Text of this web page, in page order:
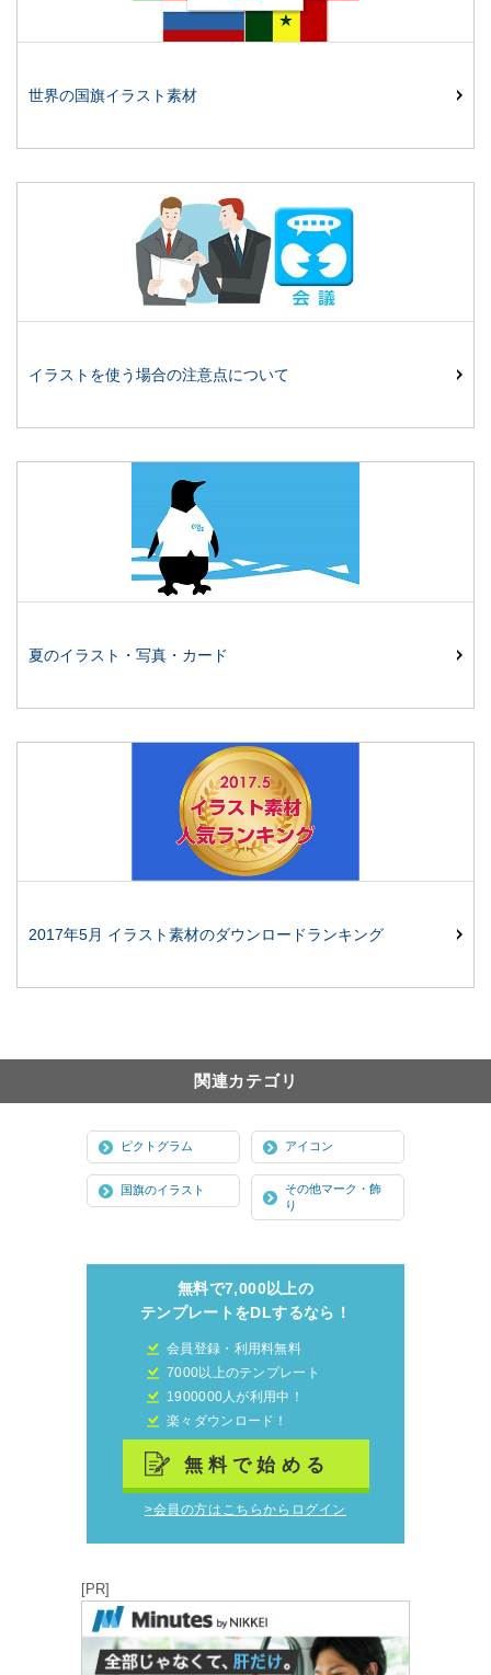
世界の国旗イラスト素材
イラストを使う場合の注意点について
夏のイラスト・写真・カード
2017年5月 イラスト素材のダウンロードランキング
関連カテゴリ
ピクトグラム アイコン
国旗のイラスト
その他マーク・飾
り
無料で7,000以上の
テンプレートをDLするなら！
会員登録・利用料無料
7000以上のテンプレート
1900000人が利用中！
楽々ダウンロード！
無料で始める
>会員の方はこちらからログイン
[PR]